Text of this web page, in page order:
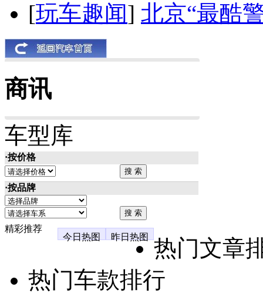
[玩车趣闻] 北京“最酷
商讯
车型库
·按价格
·按品牌
精彩推荐
今日热图
昨日热图
热门文章
热门车款排行